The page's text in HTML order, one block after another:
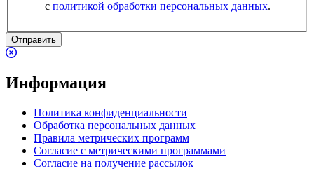
с политикой обработки персональных данных.
Отправить
Информация
Политика конфиденциальности
Обработка персональных данных
Правила метрических программ
Согласие с метрическими программами
Согласие на получение рассылок